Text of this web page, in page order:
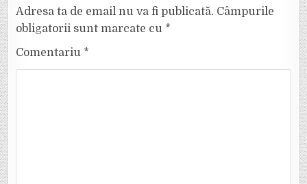
Adresa ta de email nu va fi publicată. Câmpurile
obligatorii sunt marcate cu *
Comentariu *